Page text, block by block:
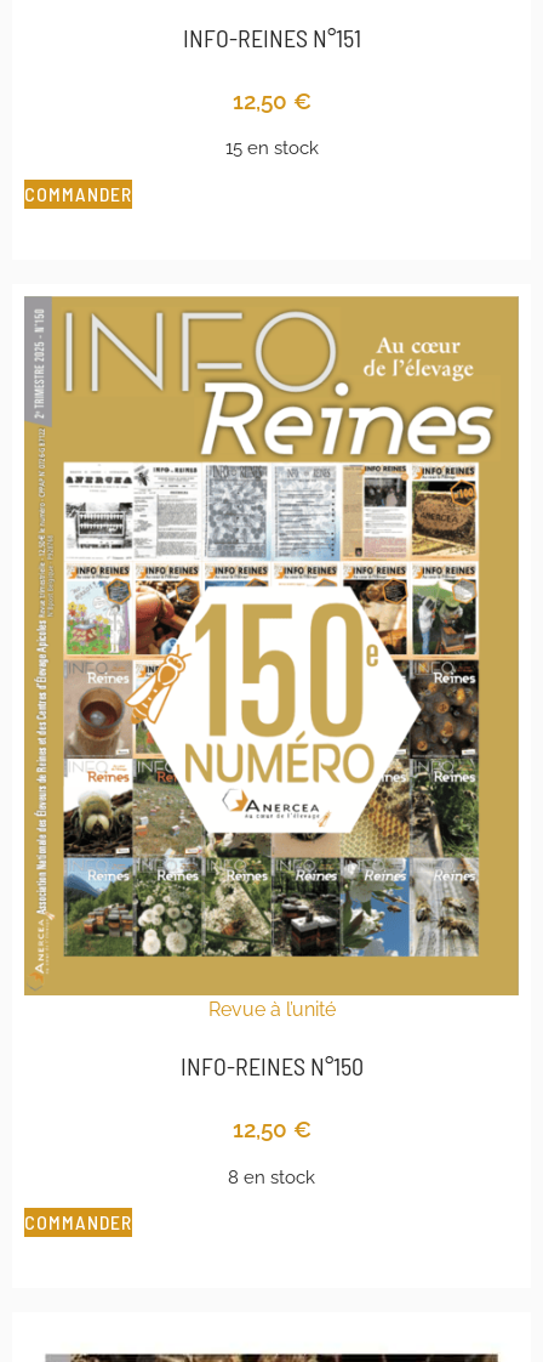
INFO-REINES N°151
12,50 €
15 en stock
COMMANDER
Revue à l’unité
INFO-REINES N°150
12,50 €
8 en stock
COMMANDER